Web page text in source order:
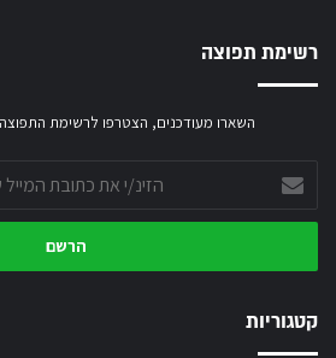
רשימת תפוצה
השארו מעודכנים, הצטרפו לרשימת התפוצה
הזינ/י
את
כתובת
שלך
קטגוריות